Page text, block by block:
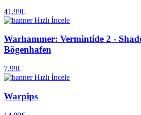
41.99€
Hızlı İncele
Warhammer: Vermintide 2 -
Bögenhafen
7.99€
Hızlı İncele
Warpips